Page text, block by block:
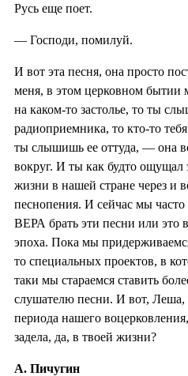
Русь еще поет.
— Господи, помилуй.
И вот эта песня, она просто
меня, в этом церковном бытии
на каком-то застолье, то ты
радиоприемника, то кто-то
ты слышишь ее оттуда, — она
вокруг. И ты как будто ощущал
жизни в нашей стране через и
песнопения. И сейчас мы
ВЕРА брать эти песни или это
эпоха. Пока мы
то специальных проектов, в
таки мы стараемся ставить
слушателю песни. И вот, Леша,
периода нашего
задела, да, в твоей жизни?
А. Пичугин